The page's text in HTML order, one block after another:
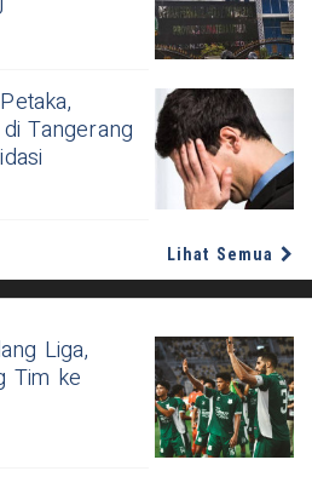
Tangerang
Lihat Semua
Liga,
Tim ke